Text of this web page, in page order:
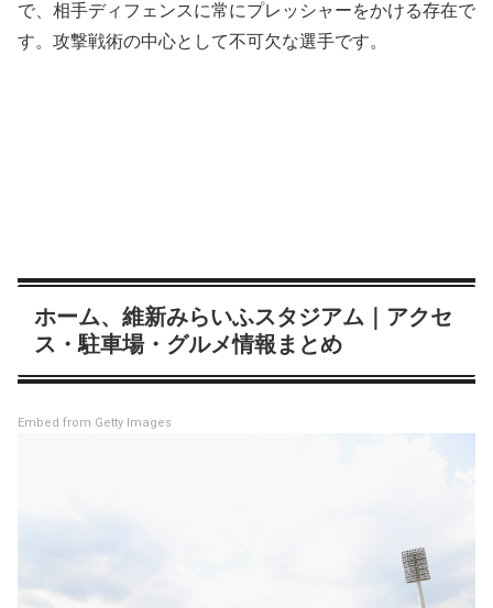
で、相手ディフェンスに常にプレッシャーをかける存在で
す。攻撃戦術の中心として不可欠な選手です。
ホーム、維新みらいふスタジアム｜アクセ
ス・駐車場・グルメ情報まとめ
Embed from Getty Images